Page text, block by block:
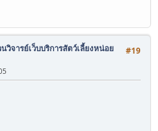
#19
วิจารย์เว็บบริการสัตว์เลี้ยงหน่อย